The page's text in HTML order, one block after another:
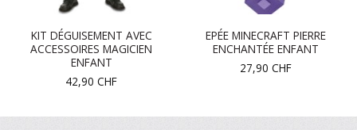
KIT DÉGUISEMENT AVEC
ACCESSOIRES MAGICIEN
ENFANT
42,90 CHF
EPÉE MINECRAFT PIERRE
ENCHANTÉE ENFANT
27,90 CHF